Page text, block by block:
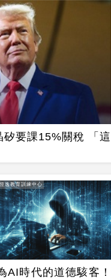
矽要課15%關稅 「這
AI時代的道德駭客！
逸教育訓練中心